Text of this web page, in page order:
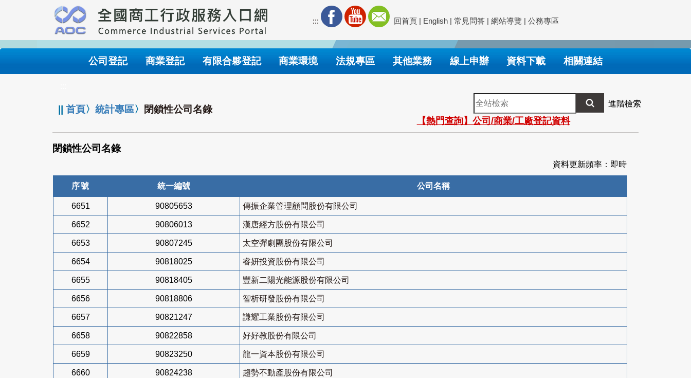
要
內
::: 回首頁 | English | 常見問答 | 網站導覽 | 公務專區
公司登記 商業登記 有限合夥登記 商業環境 法規專區 其他業務 線上申辦 資料下載 相關連結
||首頁〉統計專區〉 閉鎖性公司名錄
全
站
檢
索
進階檢索
【熱門查詢】公司/商業/工廠登記資料
閉鎖性公司名錄
資料更新頻率：即時
序號 統一編號 公司名稱
6651 90805653 傳振企業管理顧問股份有限公司
6652 90806013 漢唐經方股份有限公司
6653 90807245 太空彈劇團股份有限公司
6654 90818025 睿妍投資股份有限公司
6655 90818405 豐新二陽光能源股份有限公司
6656 90818806 智析研發股份有限公司
6657 90821247 謙耀工業股份有限公司
6658 90822858 好好教股份有限公司
6659 90823250 龍一資本股份有限公司
6660 90824238 趨勢不動產股份有限公司